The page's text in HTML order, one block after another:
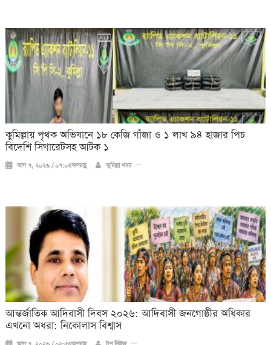
কুমিল্লায় পৃথক অভিযানে ১৮ কেজি গাঁজা ও ১ লাখ ৯৪ হাজার পিচ
বিদেশি সিগারেটসহ আটক ১
আগ ৭, ২০২৬ / ০৭:০২অপরাহ্ণ কুমিল্লা খবর
আন্তর্জাতিক আদিবাসী দিবস ২০২৬: আদিবাসী জনগোষ্ঠীর অধিকার
এখনো অধরা: নিকোলাস বিশ্বাস